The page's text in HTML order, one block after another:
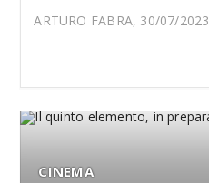
ARTURO FABRA, 30/07/2023
CINEMA